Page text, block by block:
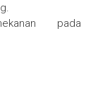
pada